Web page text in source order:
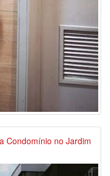
Condomínio no Jardim